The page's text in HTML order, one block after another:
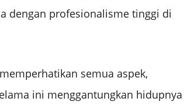
dengan profesionalisme tinggi di
semua aspek,
ini menggantungkan hidupnya